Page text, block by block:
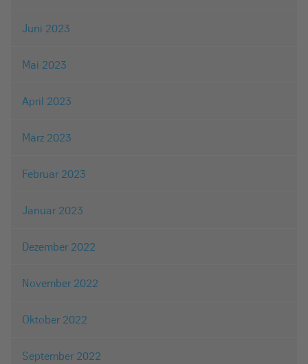
Juni 2023
Mai 2023
April 2023
März 2023
Februar 2023
Januar 2023
Dezember 2022
November 2022
Oktober 2022
September 2022